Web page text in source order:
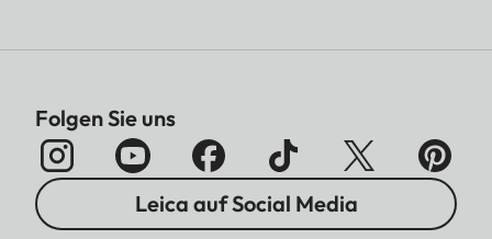
Folgen Sie uns
Leica auf Social Media